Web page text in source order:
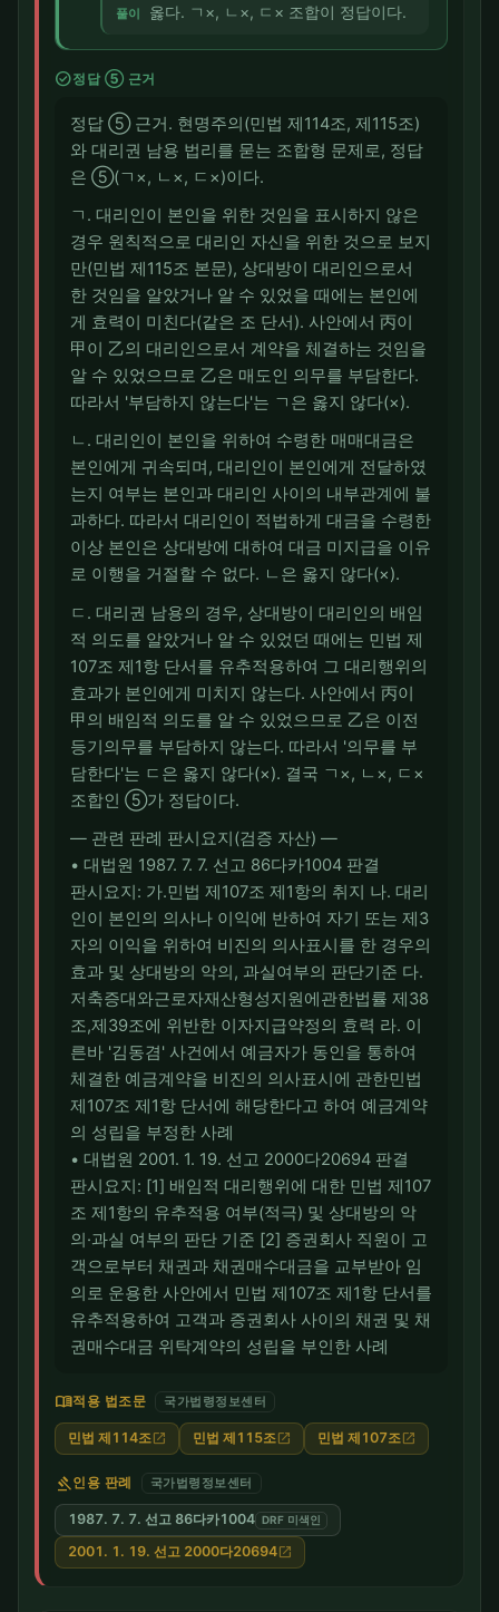
풀이 옳다. ㄱ×, ㄴ×, ㄷ× 조합이 정답이다.
check_circle정답 ⑤ 근거
정답 ⑤ 근거. 현명주의(민법 제114조, 제115조)
와 대리권 남용 법리를 묻는 조합형 문제로, 정답
은 ⑤(ㄱ×, ㄴ×, ㄷ×)이다.
ㄱ. 대리인이 본인을 위한 것임을 표시하지 않은
경우 원칙적으로 대리인 자신을 위한 것으로 보지
만(민법 제115조 본문), 상대방이 대리인으로서
한 것임을 알았거나 알 수 있었을 때에는 본인에
게 효력이 미친다(같은 조 단서). 사안에서 丙이
甲이 乙의 대리인으로서 계약을 체결하는 것임을
알 수 있었으므로 乙은 매도인 의무를 부담한다.
따라서 '부담하지 않는다'는 ㄱ은 옳지 않다(×).
ㄴ. 대리인이 본인을 위하여 수령한 매매대금은
본인에게 귀속되며, 대리인이 본인에게 전달하였
는지 여부는 본인과 대리인 사이의 내부관계에 불
과하다. 따라서 대리인이 적법하게 대금을 수령한
이상 본인은 상대방에 대하여 대금 미지급을 이유
로 이행을 거절할 수 없다. ㄴ은 옳지 않다(×).
ㄷ. 대리권 남용의 경우, 상대방이 대리인의 배임
적 의도를 알았거나 알 수 있었던 때에는 민법 제
107조 제1항 단서를 유추적용하여 그 대리행위의
효과가 본인에게 미치지 않는다. 사안에서 丙이
甲의 배임적 의도를 알 수 있었으므로 乙은 이전
등기의무를 부담하지 않는다. 따라서 '의무를 부
담한다'는 ㄷ은 옳지 않다(×). 결국 ㄱ×, ㄴ×, ㄷ×
조합인 ⑤가 정답이다.
― 관련 판례 판시요지(검증 자산) ―
• 대법원 1987. 7. 7. 선고 86다카1004 판결
판시요지: 가.민법 제107조 제1항의 취지 나. 대리
인이 본인의 의사나 이익에 반하여 자기 또는 제3
자의 이익을 위하여 비진의 의사표시를 한 경우의
효과 및 상대방의 악의, 과실여부의 판단기준 다.
저축증대와근로자재산형성지원에관한법률 제38
조,제39조에 위반한 이자지급약정의 효력 라. 이
른바 '김동겸' 사건에서 예금자가 동인을 통하여
체결한 예금계약을 비진의 의사표시에 관한민법
제107조 제1항 단서에 해당한다고 하여 예금계약
의 성립을 부정한 사례
• 대법원 2001. 1. 19. 선고 2000다20694 판결
판시요지: [1] 배임적 대리행위에 대한 민법 제107
조 제1항의 유추적용 여부(적극) 및 상대방의 악
의·과실 여부의 판단 기준 [2] 증권회사 직원이 고
객으로부터 채권과 채권매수대금을 교부받아 임
의로 운용한 사안에서 민법 제107조 제1항 단서를
유추적용하여 고객과 증권회사 사이의 채권 및 채
권매수대금 위탁계약의 성립을 부인한 사례
menu_book적용 법조문 국가법령정보센터
민법 제114조 open_in_new 민법 제115조 open_in_new 민법 제107조 open_in_new
gavel인용 판례 국가법령정보센터
1987. 7. 7. 선고 86다카1004 DRF 미색인
2001. 1. 19. 선고 2000다20694 open_in_new